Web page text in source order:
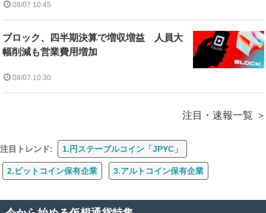
08/07 10:45
ブロック、四半期決算で増収増益 人員大
幅削減も営業費用増加
08/07 10:30
注目・速報一覧
注目トレンド: 1.円ステーブルコイン「JPYC」
2.ビットコイン保有企業 3.アルトコイン保有企業